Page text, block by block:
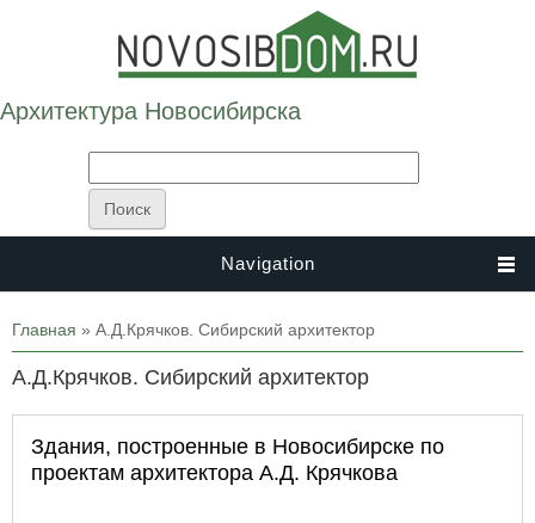
Архитектура Новосибирска
Navigation
Вы здесь
Главная » А.Д.Крячков. Сибирский архитектор
А.Д.Крячков. Сибирский архитектор
Здания, построенные в Новосибирске по
проектам архитектора А.Д. Крячкова